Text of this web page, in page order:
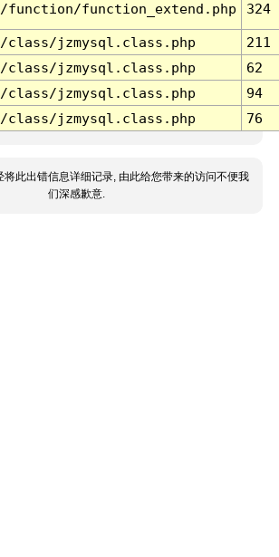
function/function_extend.php 324
class/jzmysql.class.php
211
class/jzmysql.class.php
62
class/jzmysql.class.php
94
class/jzmysql.class.php 76
将此出错信息详细记录, 由此给您带来的访问不便我
们深感歉意.